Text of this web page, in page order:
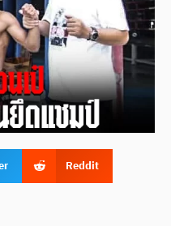
Reddit